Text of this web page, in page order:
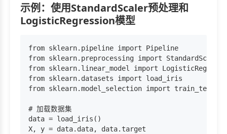
示例：使用StandardScaler预处理和
LogisticRegression模型
from sklearn.pipeline import Pipeline
from sklearn.preprocessing import StandardScaler
from sklearn.linear_model import
from sklearn.datasets import load_iris
from sklearn.model_selection import
# 加载数据集
data = load_iris()
X, y = data.data, data.target